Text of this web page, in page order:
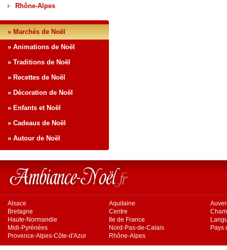
Rhône-Alpes
» Marchés de Noël
» Animations de Noël
» Traditions de Noël
» Recettes de Noël
» Décoration de Noël
» Enfants et Noël
» Cadeaux de Noël
» Autour de Noël
Alsace Aquitaine
Bretagne
Centre
Haute-Normandie
Ile de France
Midi-Pyrénées
Nord-Pas-de-Calais
Pays
Provence-Alpes-Côte-d'Azur
Rhône-Alpes